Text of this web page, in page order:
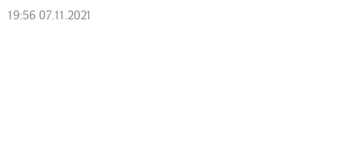
19:56 07.11.2021